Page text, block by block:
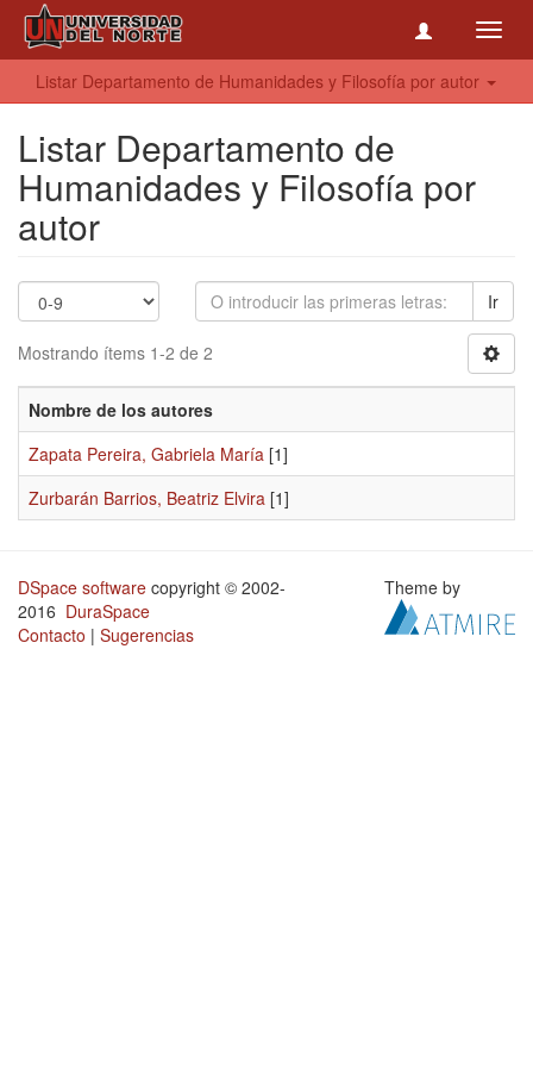
Listar Departamento de Humanidades y Filosofía por autor
Listar Departamento de
Humanidades y Filosofía por
autor
Ir
Mostrando ítems 1-2 de 2
Nombre de los autores
Zapata Pereira, Gabriela María [1]
Zurbarán Barrios, Beatriz Elvira [1]
DSpace software copyright © 2002-
2016 DuraSpace
Contacto | Sugerencias
Theme by